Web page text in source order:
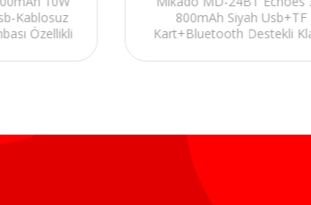
Kablosuz
Özellikli
800mAh Siyah Usb+TF
Kart+Bluetooth Destekli